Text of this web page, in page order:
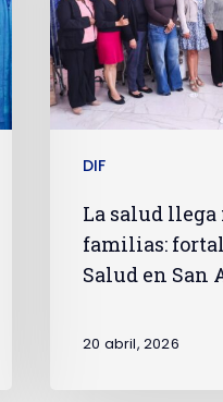
DIF
La salud llega
familias:
Salud en San
20 abril, 2026